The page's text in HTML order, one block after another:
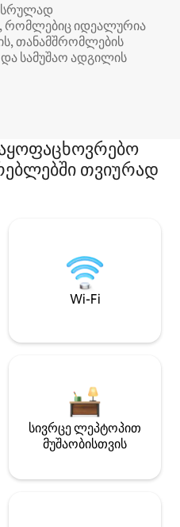
სრულად
რომლებიც იდეალურია
თანამშრომლების
და სამუშაო ადგილის
თვიურად
Wi-Fi
სივრცე ლეპტოპით
მუშაობისთვის